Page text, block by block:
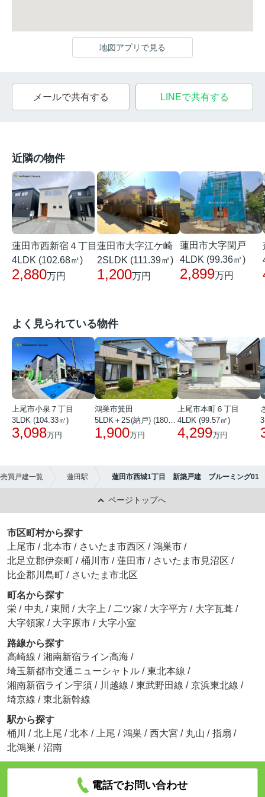
地図アプリで見る
メールで共有する LINEで共有する
近隣の物件
蓮田市西新宿４丁目
4LDK (102.68㎡)
2,880万円
蓮田市大字江ケ崎
2SLDK (111.39㎡)
1,200万円
蓮田市大字閏戸
4LDK (99.36㎡)
2,899万円
よく見られている物件
上尾市小泉７丁目
3LDK (104.33㎡)
3,098万円
鴻巣市箕田
1,900万円
上尾市本町６丁目
4LDK (99.57㎡)
4,299万円
買戸建一覧 蓮田駅 蓮田市西城1丁目 新築戸建 ブルーミング01
ページトップへ
市区町村から探す
上尾市 / 北本市 / さいたま市西区 / 鴻巣市 /
北足立郡伊奈町 / 桶川市 / 蓮田市 / さいたま市見沼区 /
比企郡川島町 / さいたま市北区
町名から探す
栄 / 中丸 / 東間 / 大字上 / 二ツ家 / 大字平方 / 大字瓦葺 /
大字領家 / 大字原市 / 大字小室
路線から探す
高崎線 / 湘南新宿ライン高海 /
埼玉新都市交通ニューシャトル / 東北本線 /
湘南新宿ライン宇須 / 川越線 / 東武野田線 / 京浜東北線 /
埼京線 / 東北新幹線
駅から探す
桶川
/ 北上尾 / 北本 / 上尾 / 鴻巣 / 西大宮 / 丸山 / 指扇 /
北鴻巣 / 沼南
電話でお問い合わせ